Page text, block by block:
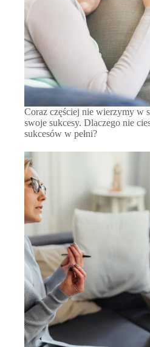
Coraz częściej nie wierzymy w
swoje sukcesy. Dlaczego nie
sukcesów w pełni?